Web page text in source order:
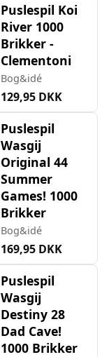
Puslespil Koi
River 1000
Brikker -
Clementoni
Bog&idé
129,95 DKK
Puslespil
Wasgij
Original 44
Summer
Games! 1000
Brikker
Bog&idé
169,95 DKK
Puslespil
Wasgij
Destiny 28
Dad Cave!
1000 Brikker